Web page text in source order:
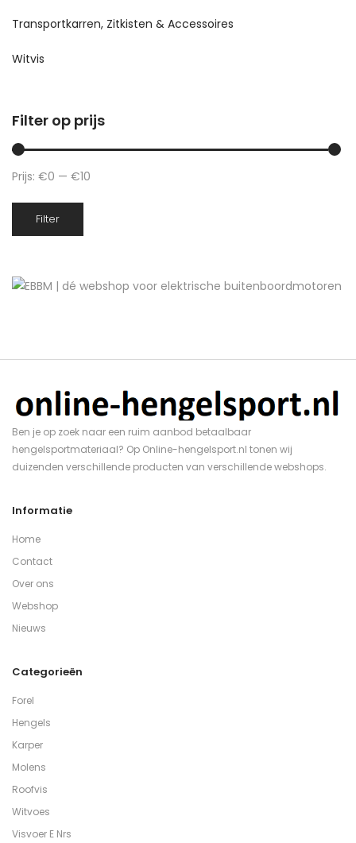
Transportkarren, Zitkisten & Accessoires
Witvis
Filter op prijs
Filter
Prijs: €0 — €10
Ben je op zoek naar een ruim aanbod betaalbaar
hengelsportmateriaal? Op Online-hengelsport.nl tonen wij
duizenden verschillende producten van verschillende webshops.
Informatie
Home
Contact
Over ons
Webshop
Nieuws
Categorieën
Forel
Hengels
Karper
Molens
Roofvis
Witvoes
Visvoer E Nrs